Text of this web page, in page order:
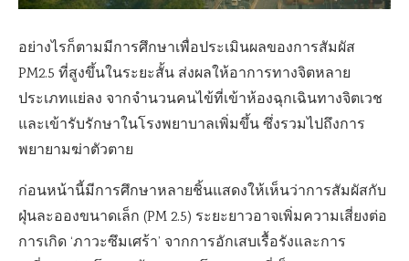
อย่างไรก็ตามมีการศึกษาเพื่อประเมินผลของการสัมผัส
PM2.5 ที่สูงขึ้นในระยะสั้น ส่งผลให้อาการทางจิตหลาย
ประเภทแย่ลง จากจำนวนคนไข้ที่เข้าห้องฉุกเฉินทางจิตเวช
และเข้ารับรักษาในโรงพยาบาลเพิ่มขึ้น ซึ่งรวมไปถึงการ
พยายามฆ่าตัวตาย
ก่อนหน้านี้มีการศึกษาหลายชิ้นแสดงให้เห็นว่าการสัมผัสกับ
ฝุ่นละอองขนาดเล็ก (PM 2.5) ระยะยาวอาจเพิ่มความเสี่ยงต่อ
การเกิด ‘ภาวะซึมเศร้า’ จากการอักเสบเรื้อรังและการ